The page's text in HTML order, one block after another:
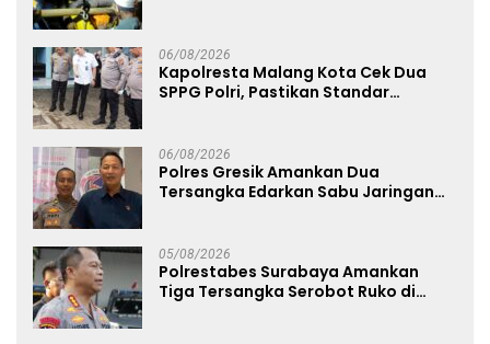
06/08/2026
Kapolresta Malang Kota Cek Dua
SPPG Polri, Pastikan Standar
06/08/2026
Polres Gresik Amankan Dua
Tersangka Edarkan Sabu Jaringan
05/08/2026
Polrestabes Surabaya Amankan
Tiga Tersangka Serobot Ruko di